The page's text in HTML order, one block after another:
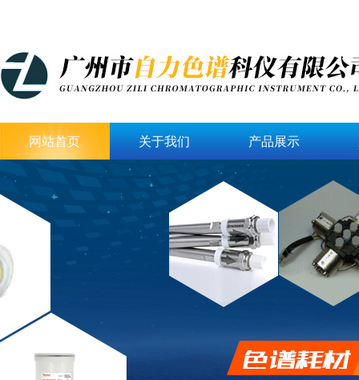
网站首页 关于我们 产品展示